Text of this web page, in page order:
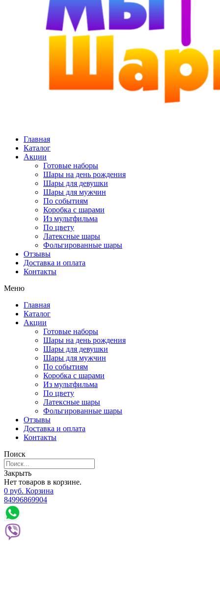
Главная
Каталог
Акции
Готовые наборы
Шары на день рождения
Шары для девушки
Шары для мужчин
По событиям
Коробка с шарами
Из мультфильма
По цвету
Латексные шары
Фольгированные шары
Отзывы
Доставка и оплата
Контакты
Меню
Главная
Каталог
Акции
Готовые наборы
Шары на день рождения
Шары для девушки
Шары для мужчин
По событиям
Коробка с шарами
Из мультфильма
По цвету
Латексные шары
Фольгированные шары
Отзывы
Доставка и оплата
Контакты
Поиск
Закрыть
Нет товаров в корзине.
0 руб. Корзина
84996869904